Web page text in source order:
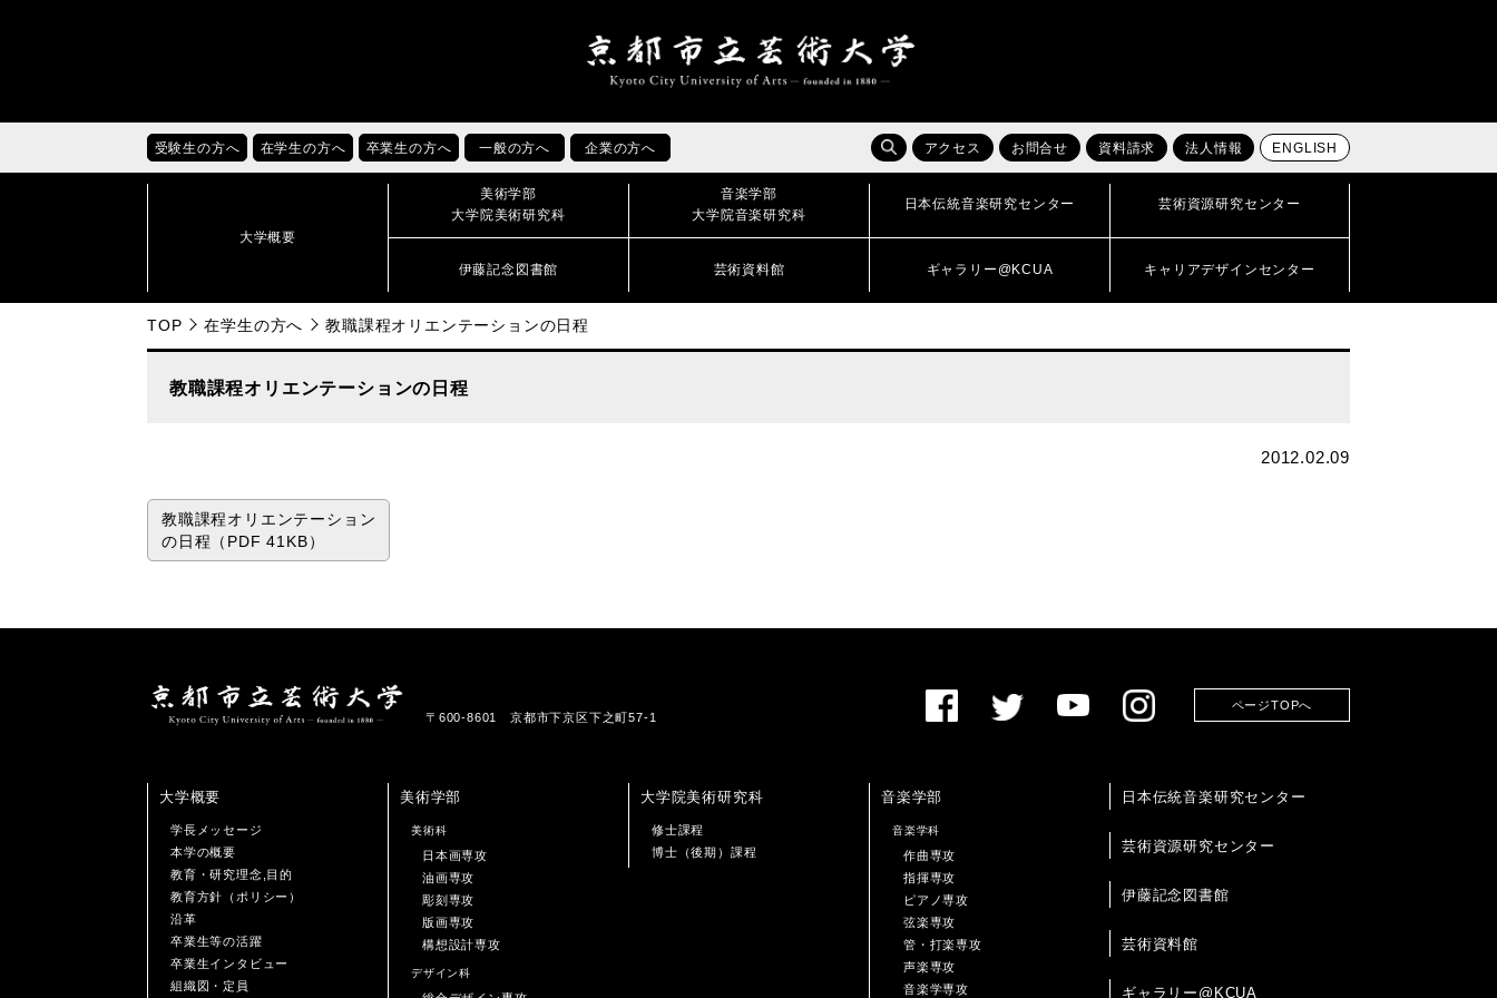
受験生の方へ 在学生の方へ 卒業生の方へ 一般の方へ 企業の方へ アクセス お問合せ 資料請求 法人情報 ENGLISH
大学概要
美術学部
大学院美術研究科
音楽学部
大学院音楽研究科
日本伝統音楽研究センター 芸術資源研究センター
伊藤記念図書館 芸術資料館 ギャラリー@KCUA キャリアデザインセンター
TOP 在学生の方へ 教職課程オリエンテーションの日程
教職課程オリエンテーションの日程
2012.02.09
教職課程オリエンテーション
の日程（PDF 41KB）
〒600-8601 京都市下京区下之町57-1
ページTOPへ
大学概要
学長メッセージ
本学の概要
教育・研究理念,目的
教育方針（ポリシー）
沿革
卒業生等の活躍
卒業生インタビュー
組織図・定員
美術学部
美術科
日本画専攻
油画専攻
彫刻専攻
版画専攻
構想設計専攻
デザイン科
大学院美術研究科
修士課程
博士（後期）課程
音楽学部
音楽学科
作曲専攻
指揮専攻
ピアノ専攻
弦楽専攻
管・打楽専攻
声楽専攻
音楽学専攻
日本伝統音楽研究センター
芸術資源研究センター
伊藤記念図書館
芸術資料館
ギャラリー@KCUA